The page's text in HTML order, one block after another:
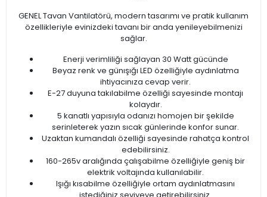
GENEL Tavan Vantilatörü, modern tasarımı ve pratik kullanım
özellikleriyle evinizdeki tavanı bir anda yenileyebilmenizi
sağlar.
Enerji verimliliği sağlayan 30 Watt gücünde
Beyaz renk ve günışığı LED özelliğiyle aydınlatma
ihtiyacınıza cevap verir.
E-27 duyuna takılabilme özelliği sayesinde montajı
kolaydır.
5 kanatlı yapısıyla odanızı homojen bir şekilde
serinleterek yazın sıcak günlerinde konfor sunar.
Uzaktan kumandalı özelliği sayesinde rahatça kontrol
edebilirsiniz.
160-265v aralığında çalışabilme özelliğiyle geniş bir
elektrik voltajında kullanılabilir.
Işığı kısabilme özelliğiyle ortam aydınlatmasını